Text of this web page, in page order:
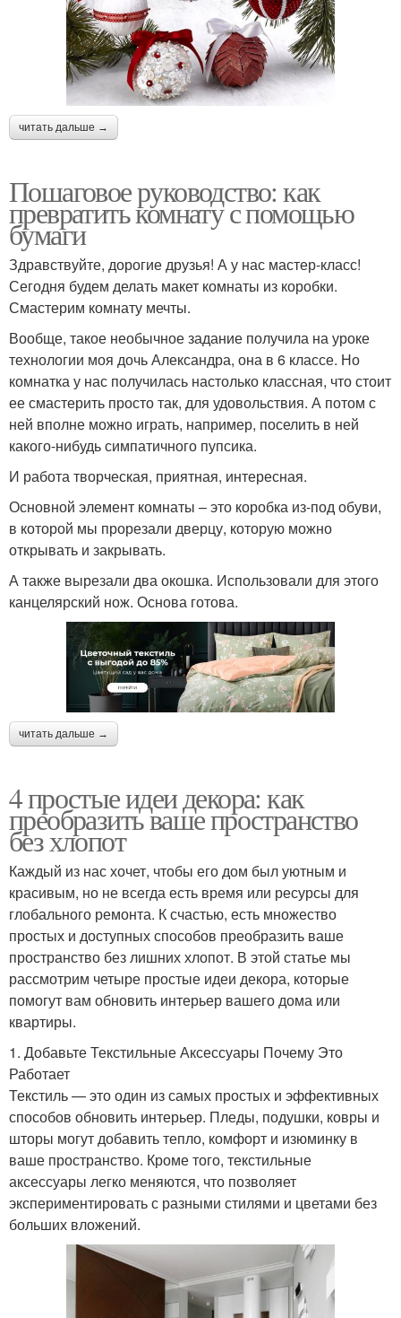
читать дальше →
Пошаговое руководство: как
превратить комнату с помощью
бумаги
Здравствуйте, дорогие друзья! А у нас мастер-класс!
Сегодня будем делать макет комнаты из коробки.
Смастерим комнату мечты.
Вообще, такое необычное задание получила на уроке
технологии моя дочь Александра, она в 6 классе. Но
комнатка у нас получилась настолько классная, что стоит
ее смастерить просто так, для удовольствия. А потом с
ней вполне можно играть, например, поселить в ней
какого-нибудь симпатичного пупсика.
И работа творческая, приятная, интересная.
Основной элемент комнаты – это коробка из-под обуви,
в которой мы прорезали дверцу, которую можно
открывать и закрывать.
А также вырезали два окошка. Использовали для этого
канцелярский нож. Основа готова.
читать дальше →
4 простые идеи декора: как
преобразить ваше пространство
без хлопот
Каждый из нас хочет, чтобы его дом был уютным и
красивым, но не всегда есть время или ресурсы для
глобального ремонта. К счастью, есть множество
простых и доступных способов преобразить ваше
пространство без лишних хлопот. В этой статье мы
рассмотрим четыре простые идеи декора, которые
помогут вам обновить интерьер вашего дома или
квартиры.
1. Добавьте Текстильные Аксессуары Почему Это
Работает
Текстиль — это один из самых простых и эффективных
способов обновить интерьер. Пледы, подушки, ковры и
шторы могут добавить тепло, комфорт и изюминку в
ваше пространство. Кроме того, текстильные
аксессуары легко меняются, что позволяет
экспериментировать с разными стилями и цветами без
больших вложений.